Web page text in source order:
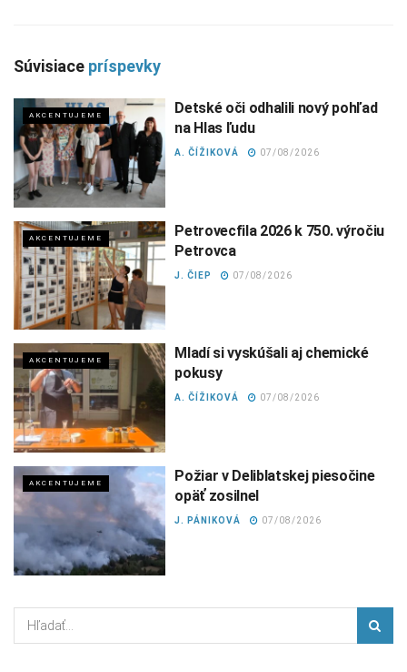
Súvisiace príspevky
AKCENTUJEME
Detské oči odhalili nový pohľad
na Hlas ľudu
A. ČÍŽIKOVÁ 07/08/2026
AKCENTUJEME
Petrovecfila 2026 k 750. výročiu
Petrovca
J. ČIEP 07/08/2026
AKCENTUJEME
Mladí si vyskúšali aj chemické
pokusy
A. ČÍŽIKOVÁ 07/08/2026
AKCENTUJEME
Požiar v Deliblatskej piesočine
opäť zosilnel
J. PÁNIKOVÁ 07/08/2026